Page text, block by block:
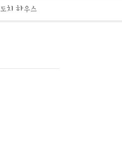
도치 하우스